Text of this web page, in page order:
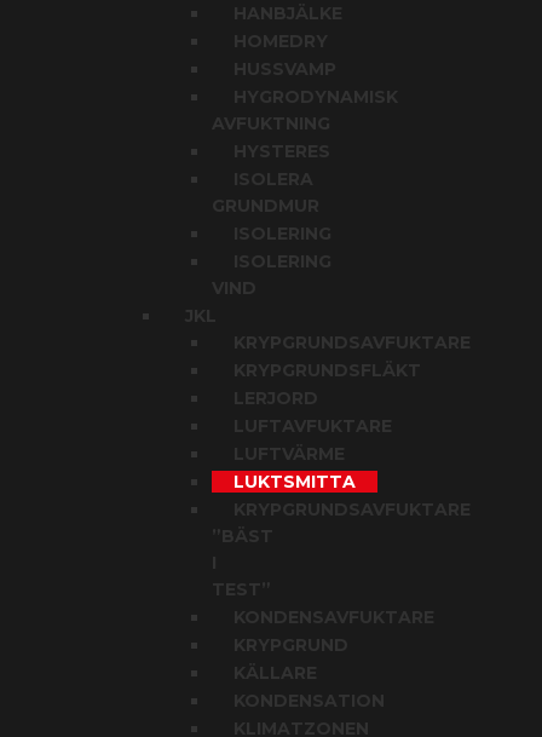
HANBJÄLKE
HOMEDRY
HUSSVAMP
HYGRODYNAMISK
AVFUKTNING
HYSTERES
ISOLERA
GRUNDMUR
ISOLERING
ISOLERING
VIND
JKL
KRYPGRUNDSAVFUKTARE
KRYPGRUNDSFLÄKT
LERJORD
LUFTAVFUKTARE
LUFTVÄRME
LUKTSMITTA
KRYPGRUNDSAVFUKTARE
”BÄST
KONDENSAVFUKTARE
KRYPGRUND
KÄLLARE
KONDENSATION
KLIMATZONEN